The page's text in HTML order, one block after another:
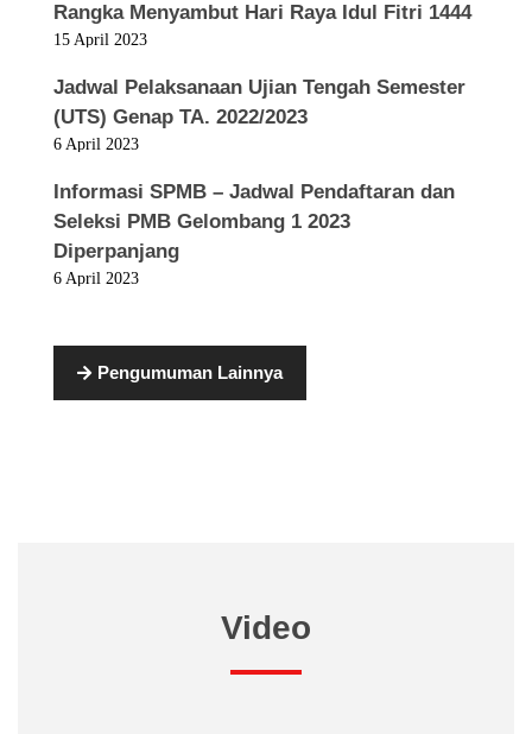
Rangka Menyambut Hari Raya Idul Fitri 1444
15 April 2023
Jadwal Pelaksanaan Ujian Tengah Semester
(UTS) Genap TA. 2022/2023
6 April 2023
Informasi SPMB – Jadwal Pendaftaran dan
Seleksi PMB Gelombang 1 2023
Diperpanjang
6 April 2023
Pengumuman Lainnya
Video